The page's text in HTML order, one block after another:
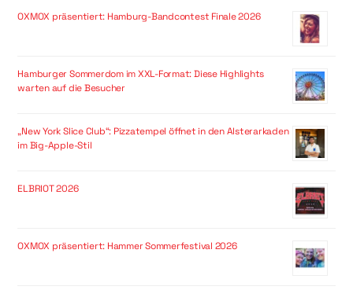
OXMOX präsentiert: Hamburg-Bandcontest Finale 2026
Hamburger Sommerdom im XXL-Format: Diese Highlights
warten auf die Besucher
„New York Slice Club“: Pizzatempel öffnet in den Alsterarkaden
im Big-Apple-Stil
ELBRIOT 2026
OXMOX präsentiert: Hammer Sommerfestival 2026